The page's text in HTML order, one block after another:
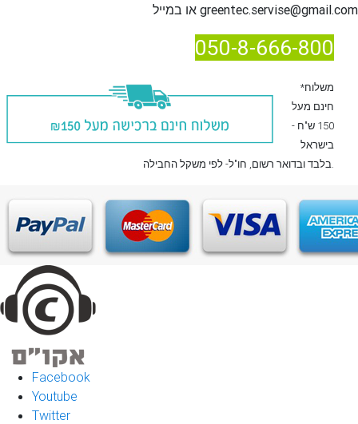
greentec.servise@gmail.com
050-8-666-800
*משלוח
חינם מעל
150 ש"ח -
בישראל
בלבדובדואר רשום , חו"ל- לפי משקל החבילה.
Facebook
Youtube
Twitter